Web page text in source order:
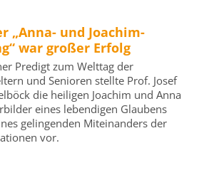
„Anna- und Joachim-
war großer Erfolg
Predigt zum Welttag der
und Senioren stellte Prof. Josef
die heiligen Joachim und Anna
eines lebendigen Glaubens
gelingenden Miteinanders der
vor.